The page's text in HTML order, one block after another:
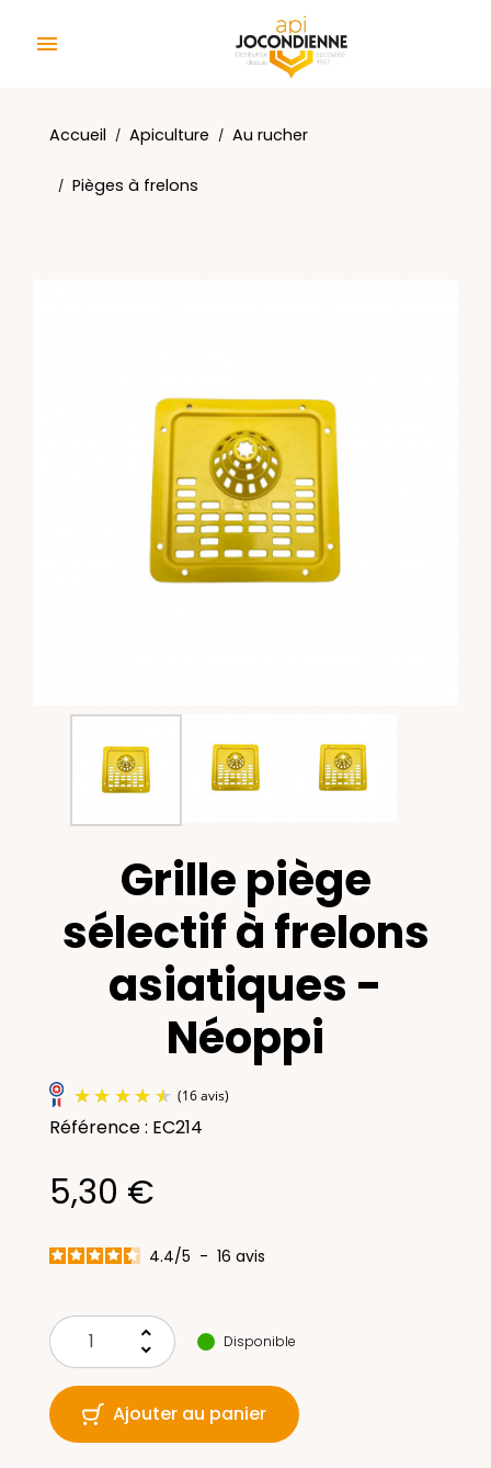

Accueil Apiculture Au rucher
Pièges à frelons
Grille piège
sélectif à frelons
asiatiques -
Néoppi
Référence : EC214
5,30 €
4.4/5 - 16 avis
keyboard_arrow_up
keyboard_arrow_down
Disponible
Ajouter au panier